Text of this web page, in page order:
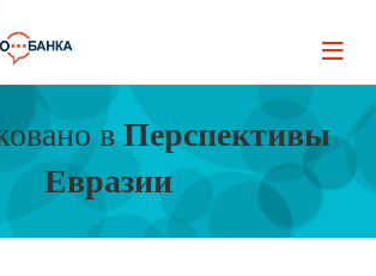
Page
в Перспективы
Евразии